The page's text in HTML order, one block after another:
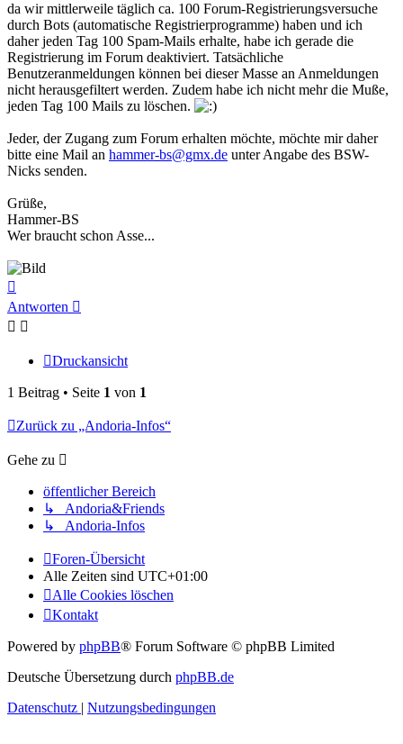
da wir mittlerweile täglich ca. 100 Forum-Registrierungsversuche
durch Bots (automatische Registrierprogramme) haben und ich
daher jeden Tag 100 Spam-Mails erhalte, habe ich gerade die
Registrierung im Forum deaktiviert. Tatsächliche
Benutzeranmeldungen können bei dieser Masse an Anmeldungen
nicht herausgefiltert werden. Zudem habe ich nicht mehr die Muße,
jeden Tag 100 Mails zu löschen.
Jeder, der Zugang zum Forum erhalten möchte, möchte mir daher
bitte eine Mail an hammer-bs@gmx.de unter Angabe des BSW-
Nicks senden.
Grüße,
Hammer-BS
Wer braucht schon Asse...
oben
Antworten
Druckansicht
1 Beitrag • Seite 1 von 1
Zurück zu „Andoria-Infos“
Gehe zu
öffentlicher Bereich
↳ Andoria&Friends
↳ Andoria-Infos
Foren-Übersicht
Alle Zeiten sind UTC+01:00
Alle Cookies löschen
Kontakt
Powered by phpBB® Forum Software © phpBB Limited
Deutsche Übersetzung durch phpBB.de
Datenschutz | Nutzungsbedingungen